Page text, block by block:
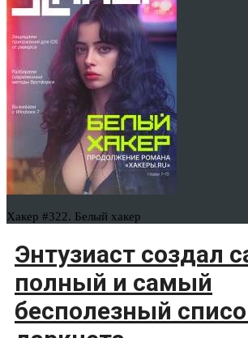
Хакер #322. Белый хакер
Энтузиаст создал
полный и самый
бесполезный